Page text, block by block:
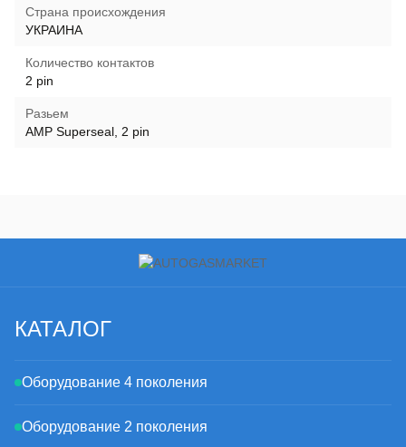
Страна происхождения
УКРАИНА
Количество контактов
2 pin
Разьем
AMP Superseal, 2 pin
КАТАЛОГ
Оборудование 4 поколения
Оборудование 2 поколения